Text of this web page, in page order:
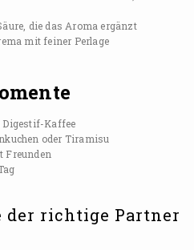
die das Aroma ergänzt
mit feiner Perlage
Digestif-Kaffee
oder Tiramisu
Freunden
der richtige Partner